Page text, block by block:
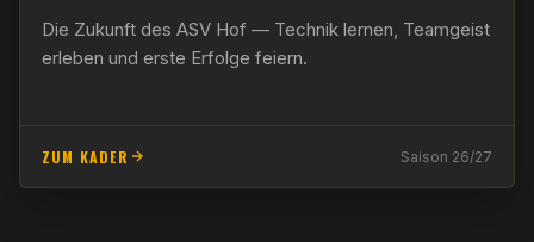
Die Zukunft des ASV Hof — Technik lernen, Teamgeist
erleben und erste Erfolge feiern.
ZUM KADER Saison 26/27